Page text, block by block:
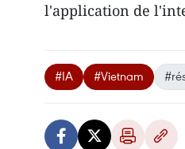
l'application de
#IA #Vietnam